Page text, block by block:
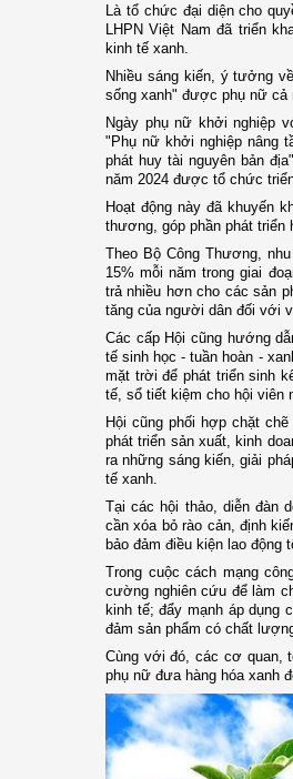
Là tổ chức đại diện cho
LHPN Việt Nam đã triển
kinh tế xanh.
Nhiều sáng kiến, ý tưởng
sống xanh" được phụ nữ
Ngày phụ nữ khởi nghiệp
"Phụ nữ khởi nghiệp nâng
phát huy tài nguyên bản
năm 2024 được tổ chức
Hoạt động này đã khuyến
thương, góp phần phát triển
Theo Bộ Công Thương,
15% mỗi năm trong giai
trả nhiều hơn cho các sản
tăng của người dân đối với
Các cấp Hội cũng hướng
tế sinh học - tuần hoàn -
mặt trời để phát triển sinh
tế, sổ tiết kiệm cho hội viên
Hội cũng phối hợp chặt
phát triển sản xuất, kinh
ra những sáng kiến, giải
tế xanh.
Tại các hội thảo, diễn đàn
cần xóa bỏ rào cản, định
bảo đảm điều kiện lao động
Trong cuộc cách mạng
cường nghiên cứu để làm
kinh tế; đẩy mạnh áp dụng
đảm sản phẩm có chất
Cùng với đó, các cơ quan,
phụ nữ đưa hàng hóa xanh